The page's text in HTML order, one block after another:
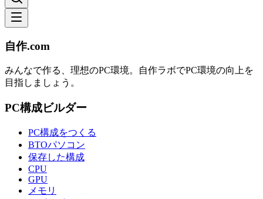
自作.com
みんなで作る、理想のPC環境。 自作ラボでPC環境の向上を
目指しましょう。
PC構成ビルダー
PC構成をつくる
BTOパソコン
保存した構成
CPU
GPU
メモリ